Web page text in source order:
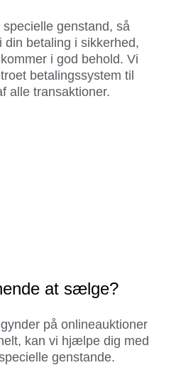
genstand, så
din betaling i sikkerhed,
i god behold. Vi
betalingssystem til
alle transaktioner.
at sælge?
på onlineauktioner
kan vi hjælpe dig med
genstande.